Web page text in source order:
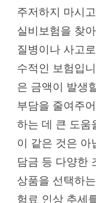
주저하지 마시
실비보험을 찾
질병이나 사고
수적인 보험입
은 금액이 발생
부담을 줄여주
하는 데 큰 도움
이 같은 것은 아
담금 등 다양한
상품을 선택하
험료 인상 추세